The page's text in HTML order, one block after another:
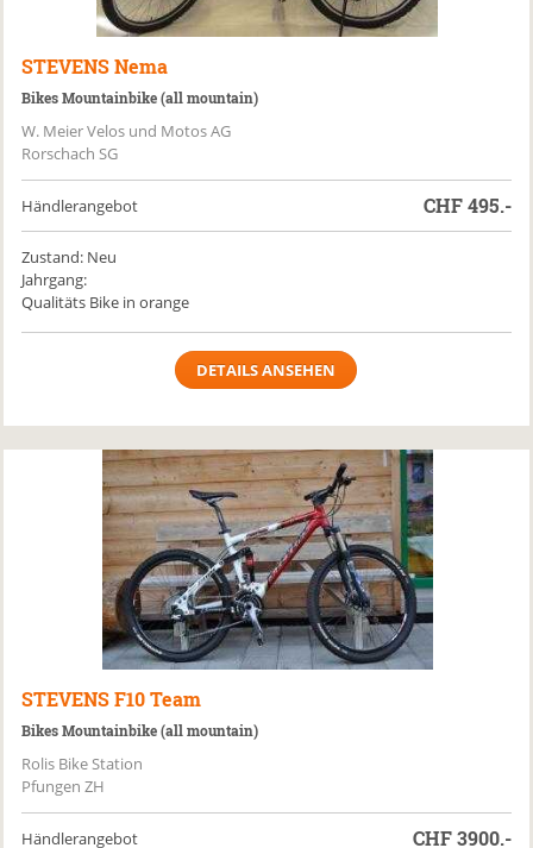
STEVENS Nema
Bikes Mountainbike (all mountain)
W. Meier Velos und Motos AG
Rorschach SG
Händlerangebot CHF495.-
Zustand: Neu
Jahrgang:
Qualitäts Bike in orange
DETAILS ANSEHEN
STEVENS F10 Team
Bikes Mountainbike (all mountain)
Rolis Bike Station
Pfungen ZH
Händlerangebot CHF3900.-